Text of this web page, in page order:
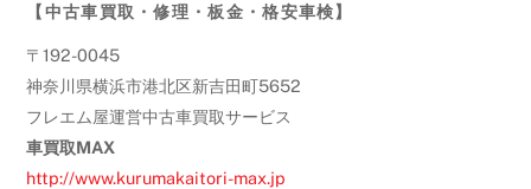
【中古車買取・修理・板金・格安車検】
〒192-0045
神奈川県横浜市港北区新吉田町5652
フレエム屋運営中古車買取サービス
車買取MAX
http://www.kurumakaitori-max.jp